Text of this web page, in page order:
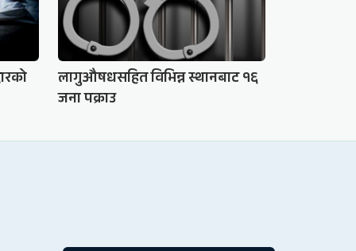
लागुऔषधसहित विभिन्न स्थानबाट १६
जना पक्राउ